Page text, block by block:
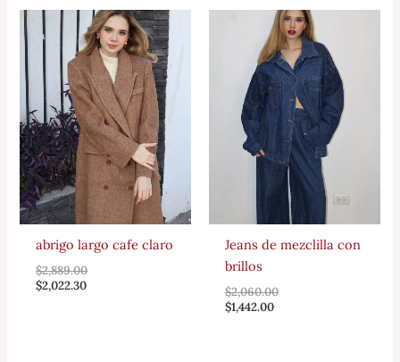
abrigo largo cafe claro
$2,889.00
$2,022.30
Jeans de mezclilla con
brillos
$2,060.00
$1,442.00